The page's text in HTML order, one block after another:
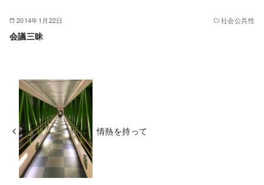
2014年1月22日 社会公共性
会議三昧
情熱を持って